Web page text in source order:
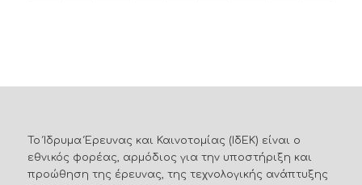
Το Ίδρυμα Έρευνας και Καινοτομίας (ΙδΕΚ) είναι ο
εθνικός φορέας, αρμόδιος για την υποστήριξη και
προώθηση της έρευνας, της τεχνολογικής ανάπτυξης